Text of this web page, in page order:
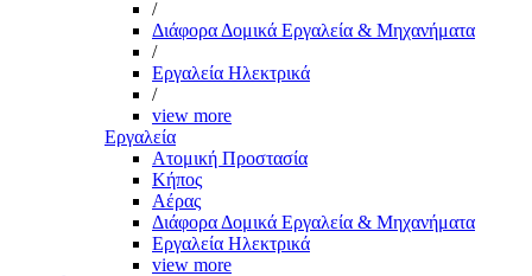
/
Διάφορα Δομικά Εργαλεία & Μηχανήματα
/
Εργαλεία Ηλεκτρικά
/
view more
Εργαλεία
Aτομική Προστασία
Kήπος
Αέρας
Διάφορα Δομικά Εργαλεία & Μηχανήματα
Εργαλεία Ηλεκτρικά
view more